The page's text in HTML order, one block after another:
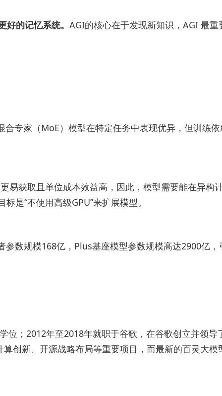
的记忆系统。 AGI的核心在于发现新知识，AGI 最重
专家（MoE）模型在特定任务中表现优异，但训练
易获取且单位成本效益高，因此，模型需要能在异构
是“不使用高级GPU”来扩展模型。
参数规模168亿，Plus基座模型参数规模高达2900亿
位；2012年至2018年就职于谷歌，在谷歌创立并领导
创新、开源战略布局等重要项目，而最新的百灵大模